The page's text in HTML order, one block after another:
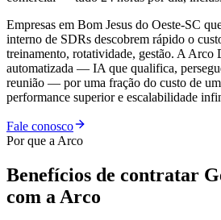
Empresas em Bom Jesus do Oeste-SC
interno de SDRs descobrem rápido o
treinamento, rotatividade, gestão. A Arco
automatizada — IA que qualifica,
reunião — por uma fração do custo de
performance superior e escalabilidade
Fale conosco
Por que a Arco
Benefícios de contratar
com a Arco